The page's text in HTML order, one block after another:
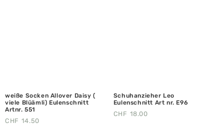
weiße Socken Allover Daisy (
viele Blüämli) Eulenschnitt
Artnr. 551
CHF 14.50
Schuhanzieher Leo
Eulenschnitt Art nr. E96
CHF 18.00